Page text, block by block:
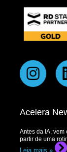
Acelera
Antes da IA,
partir de uma
Leia mais »